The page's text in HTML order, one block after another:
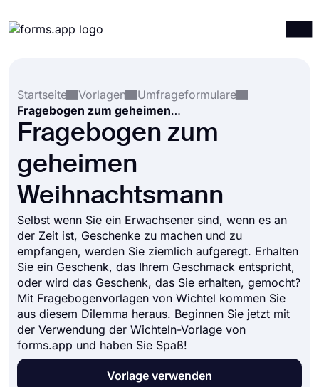
Integrationen
Vorlagen
Ressourcen
Preise
Startseite
Vorlagen
Umfrageformulare
Fragebogen zum geheimen Weihnachtsmann
Fragebogen zum
geheimen
Weihnachtsmann
Selbst wenn Sie ein Erwachsener sind, wenn es an
der Zeit ist, Geschenke zu machen und zu
empfangen, werden Sie ziemlich aufgeregt. Erhalten
Sie ein Geschenk, das Ihrem Geschmack entspricht,
oder wird das Geschenk, das Sie erhalten, gemocht?
Mit Fragebogenvorlagen von Wichtel kommen Sie
aus diesem Dilemma heraus. Beginnen Sie jetzt mit
der Verwendung der Wichteln-Vorlage von
forms.app und haben Sie Spaß!
Vorlage verwenden